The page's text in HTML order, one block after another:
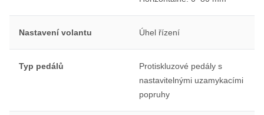
Nastavení volantu Úhel řízení
Typ pedálů
Protiskluzové pedály s
nastavitelnými uzamykacími
popruhy